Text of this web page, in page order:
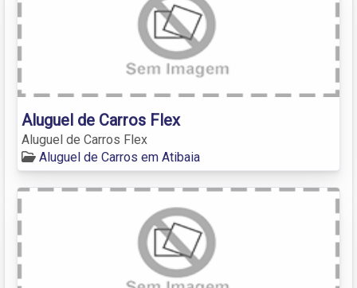
Aluguel de Carros Flex
Aluguel de Carros Flex
Aluguel de Carros em Atibaia